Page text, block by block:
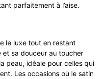
parfaitement à l’aise.
le luxe tout en restant
sa douceur au toucher
peau, idéale pour celles qui
Les occasions où le satin